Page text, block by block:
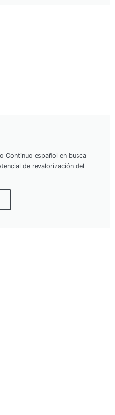
Continuo español en busca
de revalorización del